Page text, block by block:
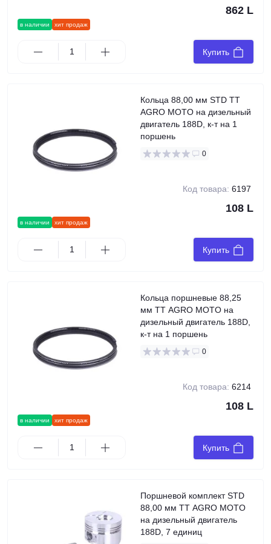
в наличии хит продаж
862 L
Купить
в наличии хит продаж
Кольца 88,00 мм STD TT
AGRO MOTO на дизельный
двигатель 188D, к-т на 1
поршень
0
Код товара: 6197
108 L
Купить
в наличии хит продаж
Кольца поршневые 88,25
мм TT AGRO MOTO на
дизельный двигатель 188D,
к-т на 1 поршень
0
Код товара: 6214
108 L
Купить
Поршневой комплект STD
88,00 мм TT AGRO MOTO
на дизельный двигатель
188D, 7 единиц